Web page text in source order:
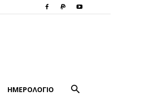
ΗΜΕΡΟΛΟΓΙΟ